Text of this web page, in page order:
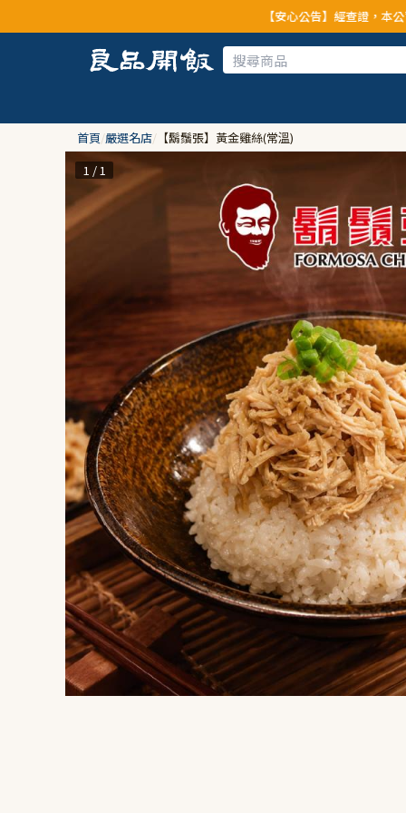
【安心公告】經查證，本公司全品項與上游供應
首頁/嚴選名店/ 【鬍鬚張】黃金雞絲(常溫)
1 / 1